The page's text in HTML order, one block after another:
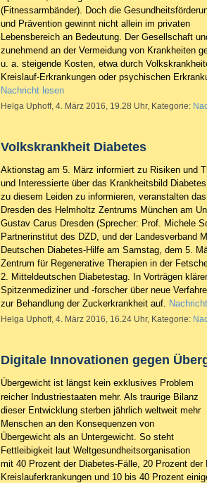
(Fitnessarmbänder). Doch die
und Prävention gewinnt nicht allein im privaten
Lebensbereich an Bedeutung. Der Gesellschaft
zunehmend an der Vermeidung von Krankheiten
u. a. steigende Kosten, etwa durch
Kreislauf-Erkrankungen oder psychischen
Nachricht lesen
Helga Uphoff, 4. März 2016, 19.28 Uhr, Kategorie:
Volkskrankheit Diabetes
Aktionstag am 5. März informiert zu Risiken und
und Interessierte über das Krankheitsbild
zu diesem Leiden zu informieren, veranstalten
Dresden des Helmholtz Zentrums München am
Gustav Carus Dresden (Sprecher: Prof. Michele
Partnerinstitut des DZD, und der Landesverband
Deutschen Diabetes-Hilfe am Samstag, dem 5.
Zentrum für Regenerative Therapien in der
2. Mitteldeutschen Diabetestag. In Vorträgen
Spitzenmediziner und -forscher über neue
zur Behandlung der Zuckerkrankheit auf.
Helga Uphoff, 4. März 2016, 16.24 Uhr, Kategorie:
Digitale Innovationen gegen
Übergewicht ist längst kein exklusives Problem
reicher Industriestaaten mehr. Als traurige Bilanz
dieser Entwicklung sterben jährlich weltweit mehr
Menschen an den Konsequenzen von
Übergewicht als an Untergewicht. So steht
Fettleibigkeit laut Weltgesundheitsorganisation
mit 40 Prozent der Diabetes-Fälle, 20 Prozent der
Kreislauferkrankungen und 10 bis 40 Prozent